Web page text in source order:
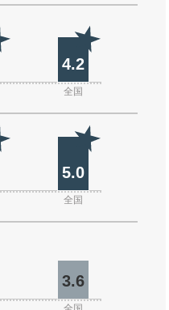
4.2
全国
5.0
全国
3.6